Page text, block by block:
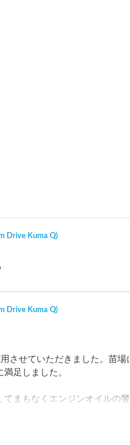
Drive Kuma Q)
Drive Kuma Q)
させていただきました。苗
足しました。
まもなくエンジンオイルの
返していただけましたが、
思いますので、そこは今後